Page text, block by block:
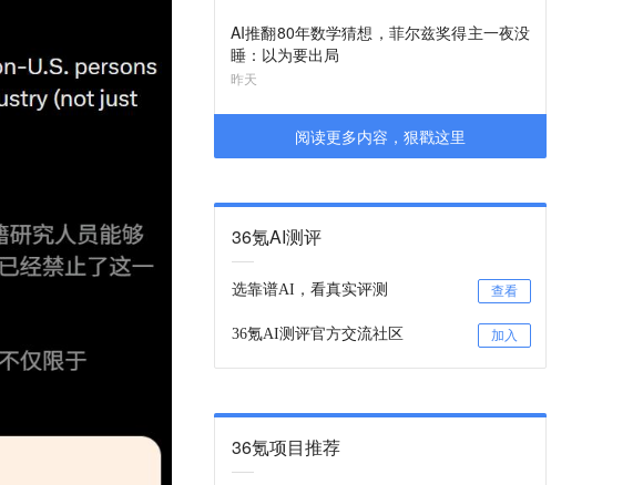
AI推翻80年数学猜想，菲尔兹奖得主一夜没
睡：以为要出局
昨天
阅读更多内容，狠戳这里
36氪AI测评
选靠谱AI，看真实评测 查看
36氪AI测评官方交流社区 加入
36氪项目推荐